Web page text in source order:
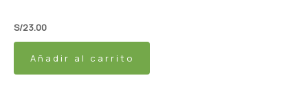
S/23.00
Añadir al carrito